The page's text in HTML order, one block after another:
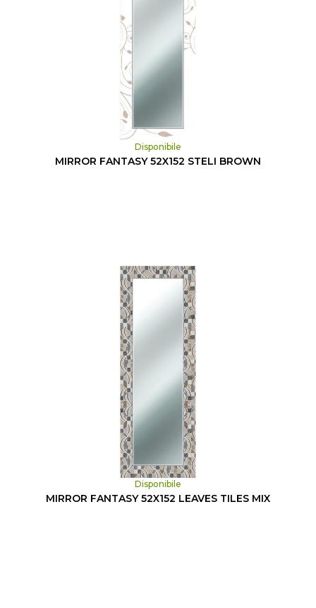
Disponibile
MIRROR FANTASY 52X152 STELI BROWN
Disponibile
MIRROR FANTASY 52X152 LEAVES TILES MIX